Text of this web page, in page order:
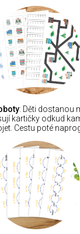
: Děti dostanou
kartičky odkud
Cestu poté